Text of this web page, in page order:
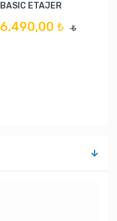
BASIC ETAJER
6.490,00 ₺ ₺